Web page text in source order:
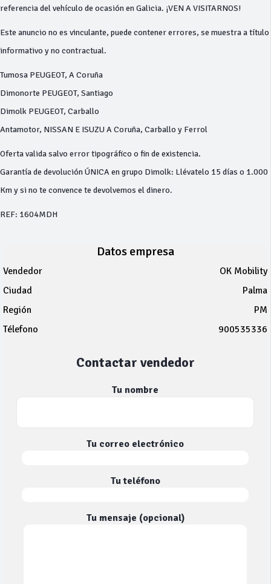
referencia del vehículo de ocasión en Galicia. ¡VEN A VISITARNOS!
Este anuncio no es vinculante, puede contener errores, se muestra a título
informativo y no contractual.
Tumosa PEUGEOT, A Coruña
Dimonorte PEUGEOT, Santiago
Dimolk PEUGEOT, Carballo
Antamotor, NISSAN E ISUZU A Coruña, Carballo y Ferrol
Oferta valida salvo error tipográfico o fin de existencia.
Garantía de devolución ÚNICA en grupo Dimolk: Llévatelo 15 días o 1.000
Km y si no te convence te devolvemos el dinero.
REF: 1604MDH
Datos empresa
Vendedor
OK Mobility
Ciudad
Palma
Región
PM
Télefono
900535336
Contactar vendedor
Tu nombre
Tu correo electrónico
Tu teléfono
Tu mensaje (opcional)